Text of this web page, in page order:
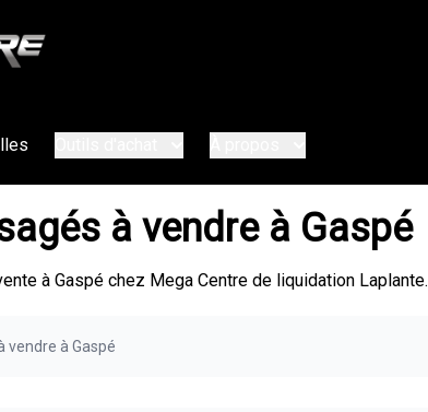
à vendre à Gaspé
à Gaspé chez Mega Centre de liquidation Laplante.
vendre à Gaspé